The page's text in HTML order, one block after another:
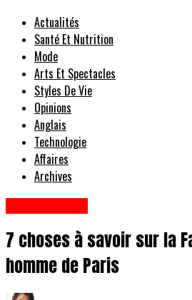
Actualités
Santé Et Nutrition
Mode
Arts Et Spectacles
Styles De Vie
Opinions
Anglais
Technologie
Affaires
Archives
7 choses à savoir sur la
homme de Paris